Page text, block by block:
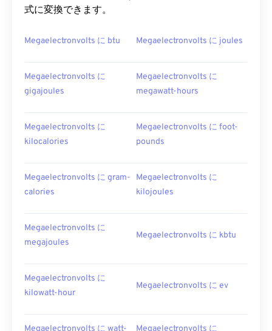
式に変換できます。
Megaelectronvolts に btu Megaelectronvolts に joules
Megaelectronvolts に
gigajoules
Megaelectronvolts に
megawatt-hours
Megaelectronvolts に
kilocalories
Megaelectronvolts に foot-
pounds
Megaelectronvolts に gram-
calories
Megaelectronvolts に
kilojoules
Megaelectronvolts に
megajoules
Megaelectronvolts に kbtu
Megaelectronvolts に
kilowatt-hour
Megaelectronvolts に ev
Megaelectronvolts に watt-
Megaelectronvolts に